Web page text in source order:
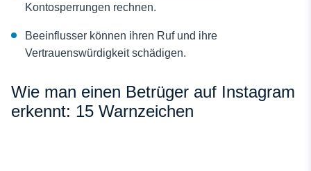
Kontosperrungen rechnen.
Beeinflusser können ihren Ruf und ihre
Vertrauenswürdigkeit schädigen.
Wie man einen Betrüger auf Instagram
erkennt: 15 Warnzeichen